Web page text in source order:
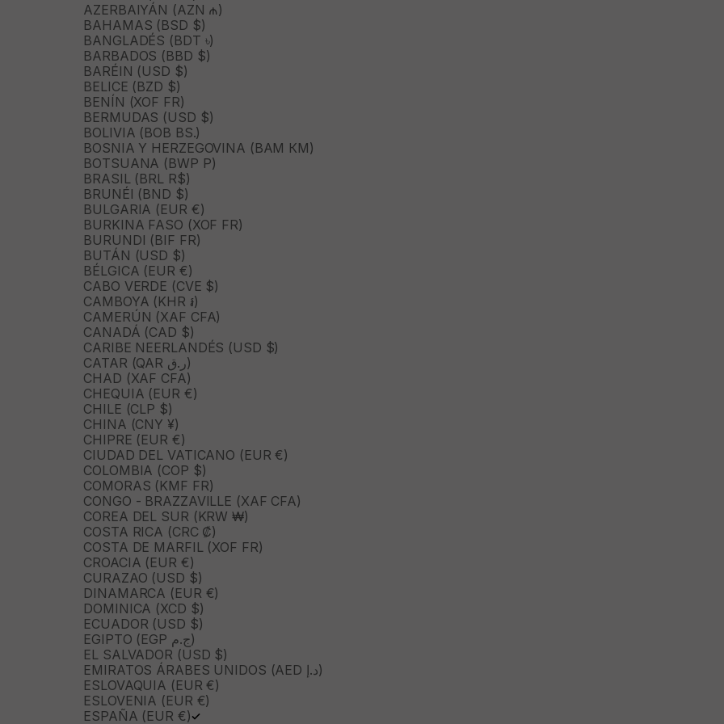
AZERBAIYÁN (AZN ₼)
BAHAMAS (BSD $)
BANGLADÉS (BDT ৳)
BARBADOS (BBD $)
BARÉIN (USD $)
BELICE (BZD $)
BENÍN (XOF FR)
BERMUDAS (USD $)
BOLIVIA (BOB BS.)
BOSNIA Y HERZEGOVINA (BAM КМ)
BOTSUANA (BWP P)
BRASIL (BRL R$)
BRUNÉI (BND $)
BULGARIA (EUR €)
BURKINA FASO (XOF FR)
BURUNDI (BIF FR)
BUTÁN (USD $)
BÉLGICA (EUR €)
CABO VERDE (CVE $)
CAMBOYA (KHR ៛)
CAMERÚN (XAF CFA)
CANADÁ (CAD $)
CARIBE NEERLANDÉS (USD $)
CATAR (QAR ر.ق)
CHAD (XAF CFA)
CHEQUIA (EUR €)
CHILE (CLP $)
CHINA (CNY ¥)
CHIPRE (EUR €)
CIUDAD DEL VATICANO (EUR €)
COLOMBIA (COP $)
COMORAS (KMF FR)
CONGO - BRAZZAVILLE (XAF CFA)
COREA DEL SUR (KRW ₩)
COSTA RICA (CRC ₡)
COSTA DE MARFIL (XOF FR)
CROACIA (EUR €)
CURAZAO (USD $)
DINAMARCA (EUR €)
DOMINICA (XCD $)
ECUADOR (USD $)
EGIPTO (EGP ج.م)
EL SALVADOR (USD $)
EMIRATOS ÁRABES UNIDOS (AED د.إ)
ESLOVAQUIA (EUR €)
ESLOVENIA (EUR €)
ESPAÑA (EUR €)